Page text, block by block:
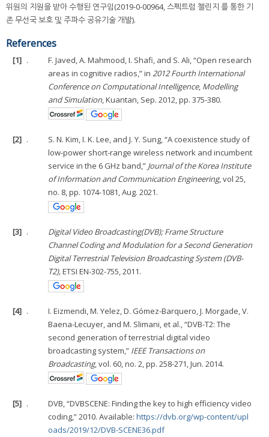
위원의 지원을 받아 수행된 연구임(2019-0-00964, 스펙트럼 챌린지 를 통한 기
존 무선국 보호 및 주파수 공유기술 개발).
References
[1] .
F. Javed, A. Mahmood, I. Shafi, and S. Ali, “Open research
areas in cognitive radios,” in 2012 Fourth International
Conference on Computational Intelligence, Modelling
and Simulation, Kuantan, Sep. 2012, pp. 375-380.
[2] .
S. N. Kim, I. K. Lee, and J. Y. Sung, “A coexistence study of
low-power short-range wireless network and incumbent
service in the 6 GHz band,” Journal of the Korea Institute
of Information and Communication Engineering, vol 25,
no. 8, pp. 1074-1081, Aug. 2021.
[3] .
Digital Video Broadcasting(DVB); Frame Structure
Channel Coding and Modulation for a Second Generation
Digital Terrestrial Television Broadcasting System (DVB-
T2),ETSI EN-302-755, 2011.
[4] .
I. Eizmendi, M. Yelez, D. Gómez-Barquero, J. Morgade, V.
Baena-Lecuyer, and M. Slimani, et al., “DVB-T2: The
second generation of terrestrial digital video
broadcasting system,” IEEE Transactions on
Broadcasting, vol. 60, no. 2, pp. 258-271, Jun. 2014.
[5] .
DVB, “DVBSCENE: Finding the key to high efficiency video
coding,” 2010. Available:https://dvb.org/wp-content/upl
oads/2019/12/DVB-SCENE36.pdf